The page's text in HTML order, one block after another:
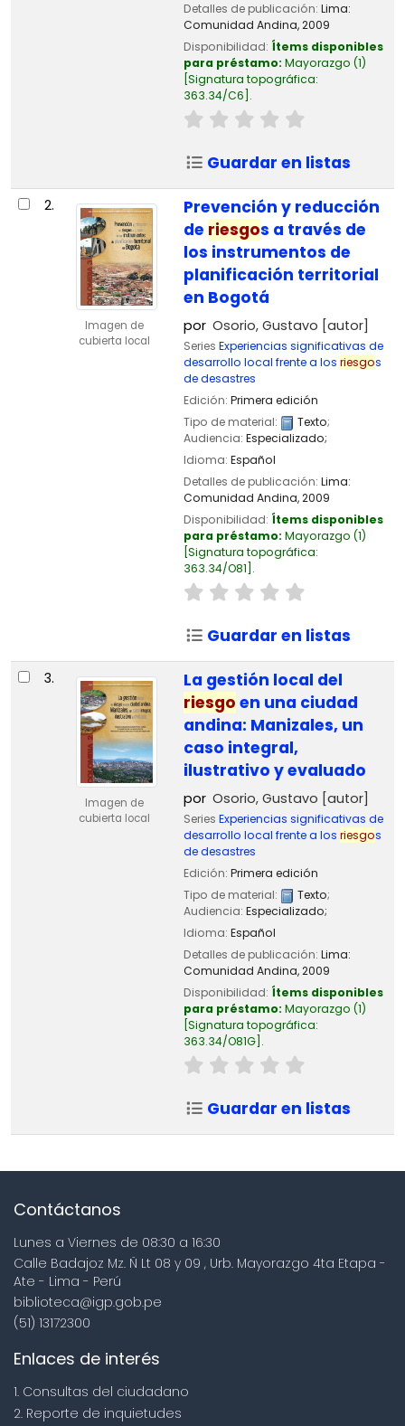
Detalles de publicación: Lima:
Comunidad Andina,2009
Disponibilidad: Ítems disponibles
para préstamo: Mayorazgo (1)
Signatura topográfica:
363.34/C6 .
Guardar en listas
2.
Imagen de
cubierta local
Prevención y reducción
de riesgos a través de
los instrumentos de
planificación territorial
en Bogotá
por Osorio, Gustavo [autor]
Series Experiencias significativas de
desarrollo local frente a los riesgos
de desastres
Edición: Primera edición
Tipo de material:
Texto;
Audiencia: Especializado;
Idioma: Español
Detalles de publicación: Lima:
Comunidad Andina,2009
Disponibilidad: Ítems disponibles
para préstamo: Mayorazgo (1)
Signatura topográfica:
363.34/O81 .
Guardar en listas
3.
Imagen de
cubierta local
La gestión local del
riesgo en una ciudad
andina: Manizales, un
caso integral,
ilustrativo y evaluado
por Osorio, Gustavo [autor]
Series Experiencias significativas de
desarrollo local frente a los riesgos
de desastres
Edición: Primera edición
Tipo de material:
Texto;
Audiencia: Especializado;
Idioma: Español
Detalles de publicación: Lima:
Comunidad Andina,2009
Disponibilidad: Ítems disponibles
para préstamo: Mayorazgo (1)
Signatura topográfica:
363.34/O81G .
Guardar en listas
Contáctanos
Lunes a Viernes de 08:30 a 16:30
Calle Badajoz Mz. Ñ Lt 08 y 09 , Urb. Mayorazgo 4ta Etapa -
Ate - Lima - Perú
biblioteca@igp.gob.pe
(51) 13172300
Enlaces de interés
1. Consultas del ciudadano
2. Reporte de inquietudes